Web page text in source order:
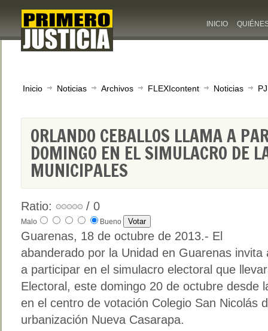
INICIO
Inicio Noticias Archivos FLEXIcontent Noticias
ORLANDO CEBALLOS LLAMA A
DOMINGO EN EL SIMULACRO DE
MUNICIPALES
Ratio: / 0
Malo Bueno
Guarenas, 18 de octubre de 2013.- El
abanderado por la Unidad en Guarenas
a participar en el simulacro electoral que
Electoral, este domingo 20 de octubre desde
en el centro de votación Colegio San Nicolás
urbanización Nueva Casarapa.